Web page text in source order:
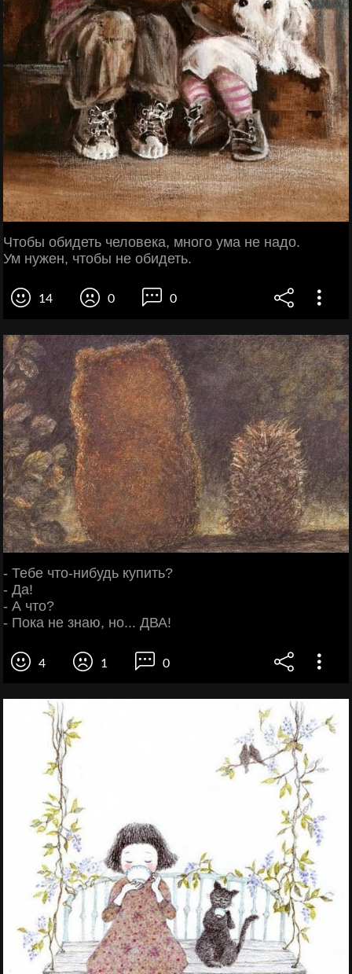
Чтобы обидеть человека, много ума не надо.
Ум нужен, чтобы не обидеть.
14 0 0
- Тебе что-нибудь купить?
- Да!
- А что?
- Пока не знаю, но... ДВА!
4 1 0